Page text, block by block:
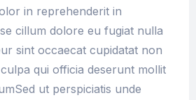
in reprehenderit in
cillum dolore eu fugiat nulla
sint occaecat cupidatat non
qui officia deserunt mollit
ut perspiciatis unde